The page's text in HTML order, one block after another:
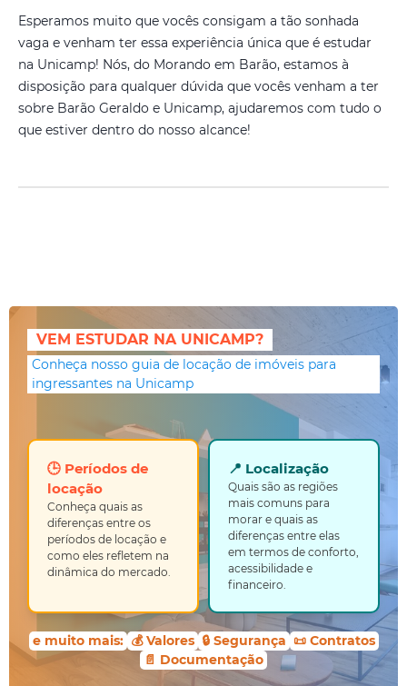
Esperamos muito que vocês consigam a tão sonhada
vaga e venham ter essa experiência única que é estudar
na Unicamp! Nós, do Morando em Barão, estamos à
disposição para qualquer dúvida que vocês venham a ter
sobre Barão Geraldo e Unicamp, ajudaremos com tudo o
que estiver dentro do nosso alcance!
VEM ESTUDAR NA UNICAMP?
Conheça nosso guia de locação de imóveis para
ingressantes na Unicamp
🕒 Períodos de
locação
Conheça quais as
diferenças entre os
períodos de locação e
como eles refletem na
dinâmica do mercado.
📍 Localização
Quais são as regiões
mais comuns para
morar e quais as
diferenças entre elas
em termos de conforto,
acessibilidade e
financeiro.
e muito mais: 💰 Valores 🔒 Segurança 📜 Contratos
📄 Documentação